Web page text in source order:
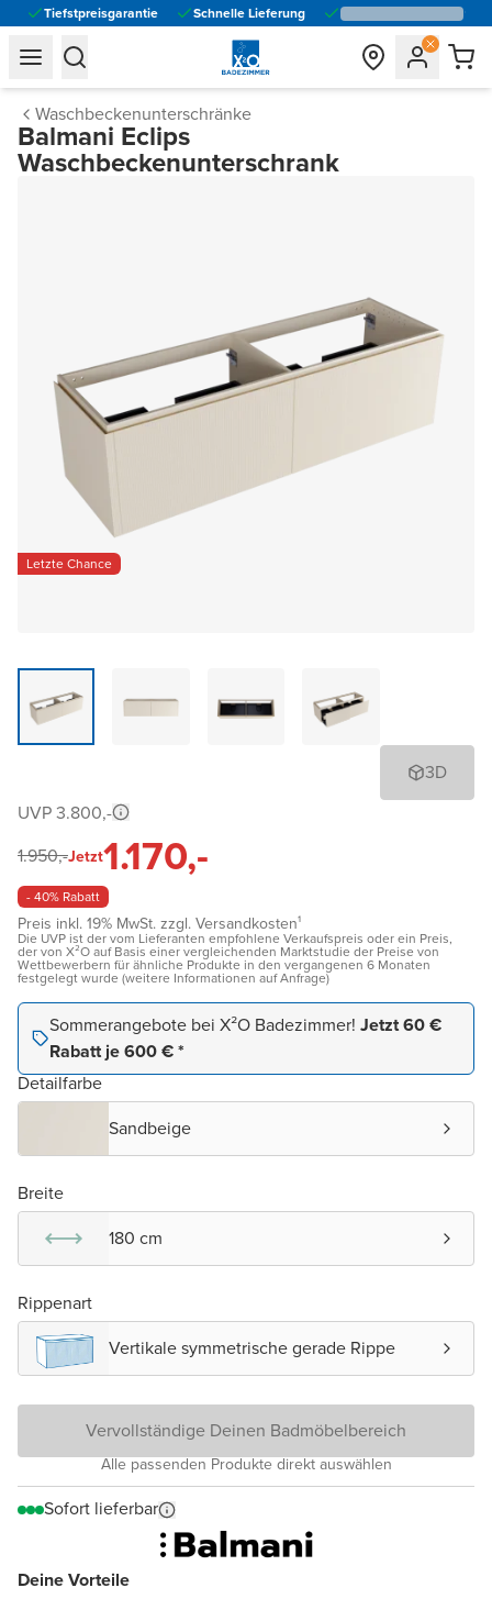
Tiefstpreisgarantie Schnelle Lieferung
general.navigation.toggle_menu.label
general.navigation.toggle_menu.label
Waschbeckenunterschränke
Balmani Eclips
Waschbeckenunterschrank
Letzte Chance
3D
Deine Vorteile
UVP 3.800,-
1.950,-Jetzt1.170,-
- 40% Rabatt
Preis inkl. 19% MwSt. zzgl. Versandkosten¹
Die UVP ist der vom Lieferanten empfohlene Verkaufspreis oder ein Preis,
der von X²O auf Basis einer vergleichenden Marktstudie der Preise von
Wettbewerbern für ähnliche Produkte in den vergangenen 6 Monaten
festgelegt wurde (weitere Informationen auf Anfrage)
Sommerangebote bei X²O Badezimmer! Jetzt 60 €
Rabatt je 600 € *
Detailfarbe
Sandbeige
Breite
180 cm
Rippenart
Vertikale symmetrische gerade Rippe
Vervollständige Deinen Badmöbelbereich
Alle passenden Produkte direkt auswählen
Sofort lieferbar